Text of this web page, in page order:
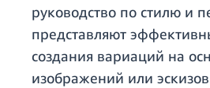
руководство по стилю и
представляют
создания вариаций на
изображений или